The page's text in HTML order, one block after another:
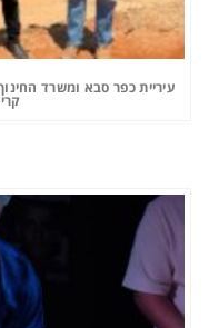
עיריית כפר סבא ומשרד